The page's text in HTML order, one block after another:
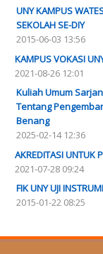
UNY KAMPUS
SEKOLAH SE-DIY
2015-06-03 13:56
KAMPUS VOKASI
2021-08-26 12:01
Kuliah Umum
Tentang
Benang
2025-02-14 12:36
AKREDITASI UNTUK
2021-07-28 09:24
FIK UNY UJI
2015-01-22 08:25